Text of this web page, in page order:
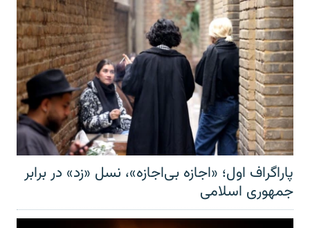
پاراگراف اول؛ «اجازه بی‌اجازه»، نسل «زد» در برابر
جمهوری اسلامی